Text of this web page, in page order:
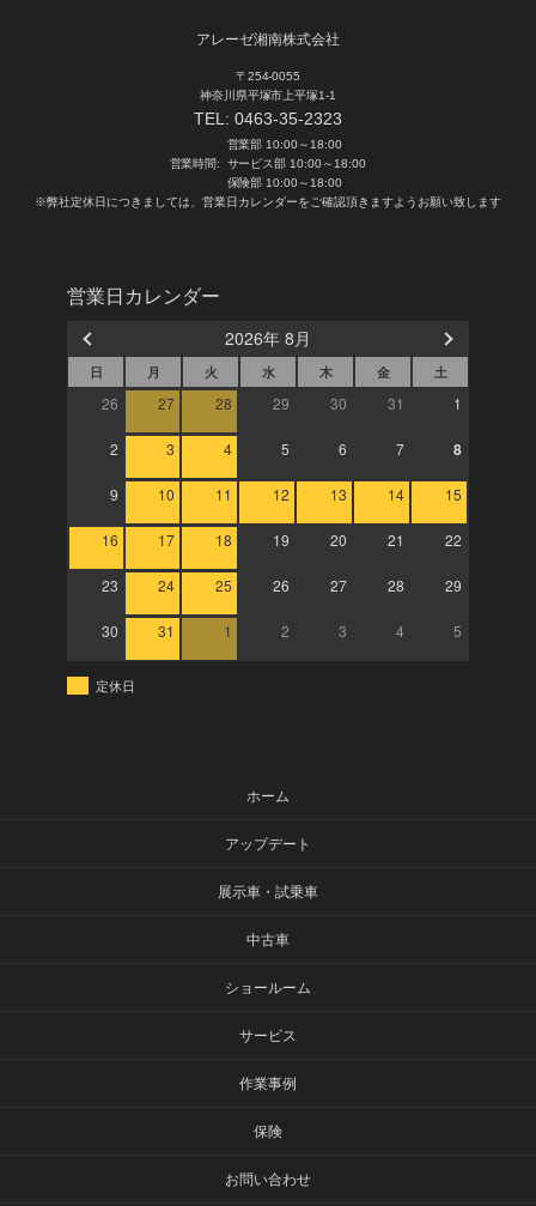
アレーゼ湘南株式会社
〒254-0055
神奈川県平塚市上平塚1-1
TEL:0463-35-2323
営業時間:
営業部 10:00～18:00
サービス部 10:00～18:00
保険部 10:00～18:00
※弊社定休日につきましては、営業日カレンダーをご確認頂きますようお願い致します
営業日カレンダー
2026年 8月
日 月 火 水 木 金 土
26 27 28 29 30 31 1
2 3 4 5 6 7 8
9 10 11 12 13 14 15
16 17 18 19 20 21 22
23 24 25 26 27 28 29
30 31 1 2 3 4 5
定休日
ホーム
アップデート
展示車・試乗車
中古車
ショールーム
サービス
作業事例
保険
お問い合わせ